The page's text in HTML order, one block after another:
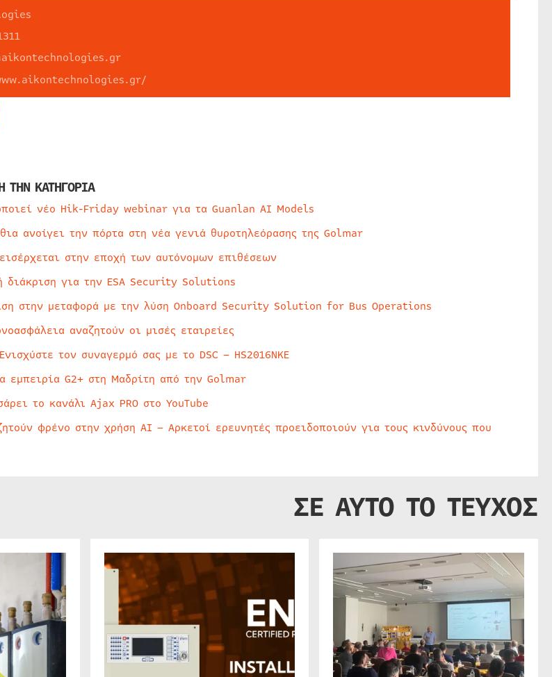
ΤΗΝ ΚΑΤΗΓΟΡΙΑ
νέο Hik-Friday webinar για τα Guanlan AI Models
ανοίγει την πόρτα στη νέα γενιά θυροτηλεόρασης της Golmar
στην εποχή των αυτόνομων επιθέσεων
διάκριση για την ESA Security Solutions
στην μεταφορά με την λύση Onboard Security Solution for Bus Operations
αναζητούν οι μισές εταιρείες
τον συναγερμό σας με το DSC – HS2016NKE
εμπειρία G2+ στη Μαδρίτη από την Golmar
το κανάλι Ajax PRO στο YouTube
φρένο στην χρήση AI – Αρκετοί ερευνητές προειδοποιούν για τους κινδύνους που
ΣΕ ΑΥΤΟ ΤΟ ΤΕΥΧΟΣ